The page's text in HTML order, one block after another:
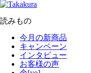
読みもの
今月の新商品
キャンペーン
インタビュー
お客様の声